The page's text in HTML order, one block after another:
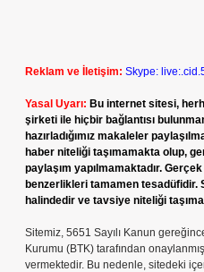
Reklam ve İletişim: Skype:
Yasal Uyarı: Bu internet sitesi,
şirketi ile hiçbir bağlantısı
hazırladığımız makaleler
haber niteliği taşımamakta olup,
paylaşım yapılmamaktadır.
benzerlikleri tamamen tesadüfidir.
halindedir ve tavsiye niteliği
Sitemiz, 5651 Sayılı Kanun
Kurumu (BTK) tarafından
vermektedir. Bu nedenle, sitedeki